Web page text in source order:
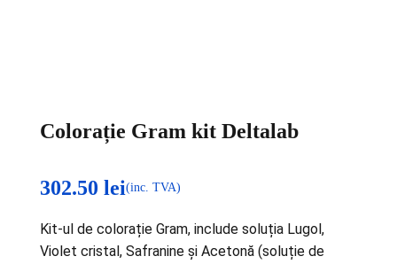
Colorație Gram kit Deltalab
302.50 lei(inc. TVA)
‎Kit-ul de colorație Gram, include soluția Lugol,
Violet cristal, Safranine și Acetonă (soluție de